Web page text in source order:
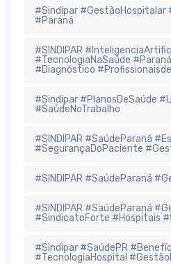
#Sindipar #GestãoHospitalar
#Paraná
#SINDIPAR
#TecnologiaNaSaúde
#Diagnóstico
#Sindipar #PlanosDeSaúde
#SaúdeNoTrabalho
#SINDIPAR #SaúdeParaná
#SegurançaDoPaciente
#SINDIPAR #SaúdeParaná
#SINDIPAR #SaúdeParaná
#SindicatoForte #Hospitais
#Sindipar #SaúdePR
#TecnologiaHospital